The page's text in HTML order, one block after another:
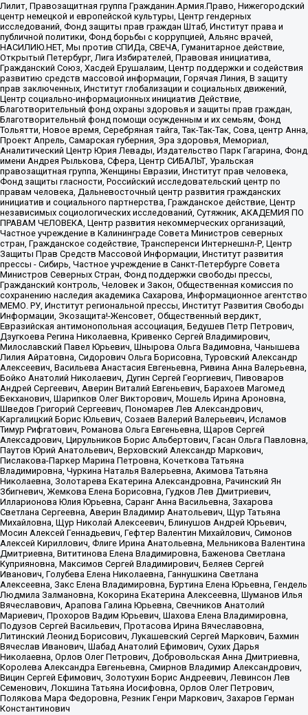
Лилит, Правозащитная группа Гражданин.Армия.Право, Нижегородский
центр немецкой и европейской культуры, Центр гендерных
исследований, Фонд защиты прав граждан Штаб, Институт права и
публичной политики, Фонд борьбы с коррупцией, Альянс врачей,
НАСИЛИЮ.НЕТ, Мы против СПИДа, СВЕЧА, Гуманитарное действие,
Открытый Петербург, Лига Избирателей, Правовая инициатива,
Гражданский Союз, Хасдей Ерушалаим, Центр поддержки и содействия
развитию средств массовой информации, Горячая Линия, В защиту
прав заключенных, Институт глобализации и социальных движений,
Центр социально-информационных инициатив Действие,
Благотворительный фонд охраны здоровья и защиты прав граждан,
Благотворительный фонд помощи осужденным и их семьям, Фонд
Тольятти, Новое время, Серебряная тайга, Так-Так-Так, Сова, центр Анна,
Проект Апрель, Самарская губерния, Эра здоровья, Мемориал,
Аналитический Центр Юрия Левады, Издательство Парк Гагарина, Фонд
имени Андрея Рылькова, Сфера, Центр СИБАЛЬТ, Уральская
правозащитная группа, Женщины Евразии, Институт прав человека,
Фонд защиты гласности, Российский исследовательский центр по
правам человека, Дальневосточный центр развития гражданских
инициатив и социального партнерства, Гражданское действие, Центр
независимых социологических исследований, Сутяжник, АКАДЕМИЯ ПО
ПРАВАМ ЧЕЛОВЕКА, Центр развития некоммерческих организаций,
Частное учреждение в Калининграде Совета Министров северных
стран, Гражданское содействие, Трансперенси Интернешнл-Р, Центр
Защиты Прав Средств Массовой Информации, Институт развития
прессы - Сибирь, Частное учреждение в Санкт-Петербурге Совета
Министров Северных Стран, Фонд поддержки свободы прессы,
Гражданский контроль, Человек и Закон, Общественная комиссия по
сохранению наследия академика Сахарова, Информационное агентство
МЕМО. РУ, Институт региональной прессы, Институт Развития Свободы
Информации, Экозащита!-Женсовет, Общественный вердикт,
Евразийская антимонопольная ассоциация, Бедушев Петр Петрович,
Дзугкоева Регина Николаевна, Кривенко Сергей Владимирович,
Милославский Павел Юрьевич, Шнырова Ольга Вадимовна, Чанышева
Лилия Айратовна, Сидорович Ольга Борисовна, Туровский Александр
Алексеевич, Васильева Анастасия Евгеньевна, Ривина Анна Валерьевна,
Бойко Анатолий Николаевич, Дугин Сергей Георгиевич, Пивоваров
Андрей Сергеевич, Аверин Виталий Евгеньевич, Барахоев Магомед
Бекханович, Шарипков Олег Викторович, Мошель Ирина Ароновна,
Шведов Григорий Сергеевич, Пономарев Лев Александрович,
Каргалицкий Борис Юльевич, Созаев Валерий Валерьевич, Исламов
Тимур Рифгатович, Романова Ольга Евгеньевна, Щаров Сергей
Алексадрович, Цирульников Борис Альбертович, Гасан Ольга Павловна,
Паутов Юрий Анатольевич, Верховский Александр Маркович,
Пислакова-Паркер Марина Петровна, Кочеткова Татьяна
Владимировна, Чуркина Наталья Валерьевна, Акимова Татьяна
Николаевна, Золотарева Екатерина Александровна, Рачинский Ян
Збигневич, Жемкова Елена Борисовна, Гудков Лев Дмитриевич,
Илларионова Юлия Юрьевна, Саранг Анна Васильевна, Захарова
Светлана Сергеевна, Аверин Владимир Анатольевич, Щур Татьяна
Михайловна, Щур Николай Алексеевич, Блинушов Андрей Юрьевич,
Мосин Алексей Геннадьевич, Гефтер Валентин Михайлович, Симонов
Алексей Кириллович, Флиге Ирина Анатольевна, Мельникова Валентина
Дмитриевна, Вититинова Елена Владимировна, Баженова Светлана
Куприяновна, Максимов Сергей Владимирович, Беляев Сергей
Иванович, Голубева Елена Николаевна, Ганнушкина Светлана
Алексеевна, Закс Елена Владимировна, Буртина Елена Юрьевна, Гендель
Людмила Залмановна, Кокорина Екатерина Алексеевна, Шуманов Илья
Вячеславович, Арапова Галина Юрьевна, Свечников Анатолий
Мариевич, Прохоров Вадим Юрьевич, Шахова Елена Владимировна,
Подузов Сергей Васильевич, Протасова Ирина Вячеславовна,
Литинский Леонид Борисович, Лукашевский Сергей Маркович, Бахмин
Вячеслав Иванович, Шабад Анатолий Ефимович, Сухих Дарья
Николаевна, Орлов Олег Петрович, Добровольская Анна Дмитриевна,
Королева Александра Евгеньевна, Смирнов Владимир Александрович,
Вицин Сергей Ефимович, Золотухин Борис Андреевич, Левинсон Лев
Семенович, Локшина Татьяна Иосифовна, Орлов Олег Петрович,
Полякова Мара Федоровна, Резник Генри Маркович, Захаров Герман
Константинович